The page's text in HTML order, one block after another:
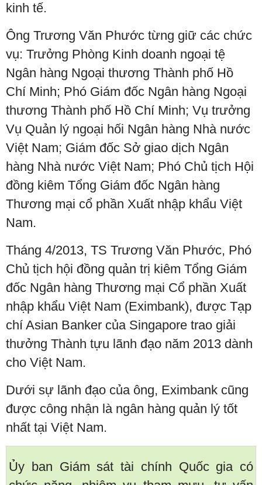
kinh tế.
Ông Trương Văn Phước từng giữ các chức
vụ: Trưởng Phòng Kinh doanh ngoại tệ
Ngân hàng Ngoại thương Thành phố Hồ
Chí Minh; Phó Giám đốc Ngân hàng Ngoại
thương Thành phố Hồ Chí Minh; Vụ trưởng
Vụ Quản lý ngoại hối Ngân hàng Nhà nước
Việt Nam; Giám đốc Sở giao dịch Ngân
hàng Nhà nước Việt Nam; Phó Chủ tịch Hội
đồng kiêm Tổng Giám đốc Ngân hàng
Thương mại cổ phần Xuất nhập khẩu Việt
Nam.
Tháng 4/2013, TS Trương Văn Phước, Phó
Chủ tịch hội đồng quản trị kiêm Tổng Giám
đốc Ngân hàng Thương mại Cổ phần Xuất
nhập khẩu Việt Nam (Eximbank), được Tạp
chí Asian Banker của Singapore trao giải
thưởng Thành tựu lãnh đạo năm 2013 dành
cho Việt Nam.
Dưới sự lãnh đạo của ông, Eximbank cũng
được công nhận là ngân hàng quản lý tốt
nhất tại Việt Nam.
Ủy ban Giám sát tài chính Quốc gia có